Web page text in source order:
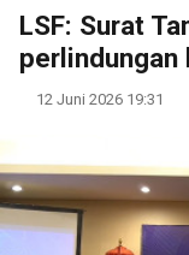
LSF: Surat
perlindungan
12 Juni 2026 19:31